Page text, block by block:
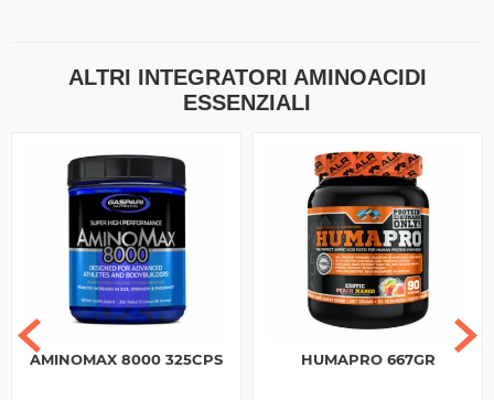
ALTRI INTEGRATORI AMINOACIDI
ESSENZIALI
AMINOMAX 8000 325CPS HUMAPRO 667GR